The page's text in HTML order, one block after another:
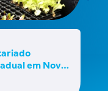
em Nova